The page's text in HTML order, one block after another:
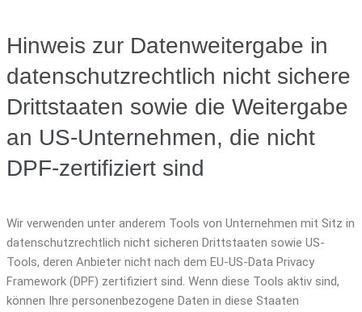
Hinweis zur Datenweitergabe in
datenschutzrechtlich nicht sichere
Drittstaaten sowie die Weitergabe
an US-Unternehmen, die nicht
DPF-zertifiziert sind
Wir verwenden unter anderem Tools von Unternehmen mit Sitz in
datenschutzrechtlich nicht sicheren Drittstaaten sowie US-
Tools, deren Anbieter nicht nach dem EU-US-Data Privacy
Framework (DPF) zertifiziert sind. Wenn diese Tools aktiv sind,
können Ihre personenbezogene Daten in diese Staaten